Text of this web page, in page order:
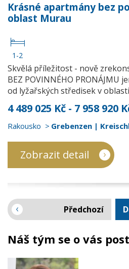
Krásné apartmány bez
oblast Murau
1-2
Skvělá příležitost - nově
BEZ POVINNÉHO PRONÁJMU
od lyžařských středisek v
4 489 025 Kč - 7 958 920
Rakousko Grebenzen |
Zobrazit detail
Předchozí
Náš tým se o vás